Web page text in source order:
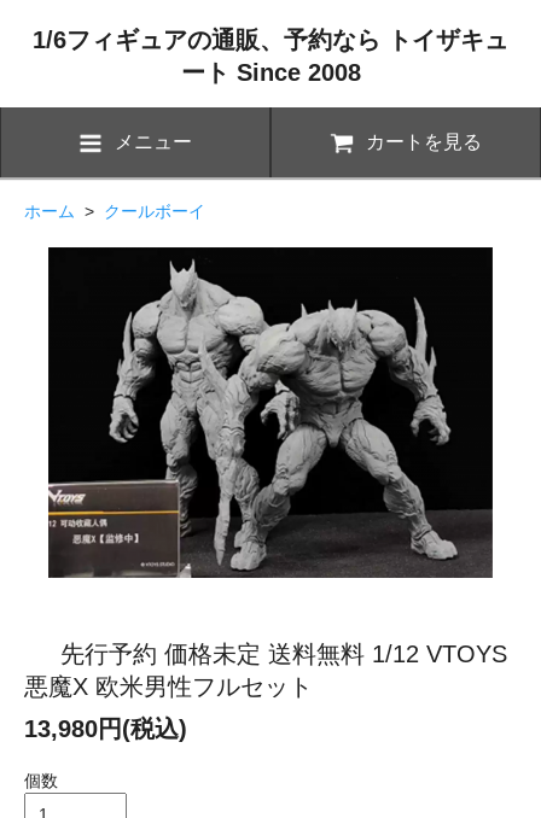
1/6フィギュアの通販、予約なら トイザキュ
ート Since 2008
メニュー カートを見る
ホーム > クールボーイ
先行予約 価格未定 送料無料 1/12 VTOYS
悪魔X 欧米男性フルセット
13,980円(税込)
個数